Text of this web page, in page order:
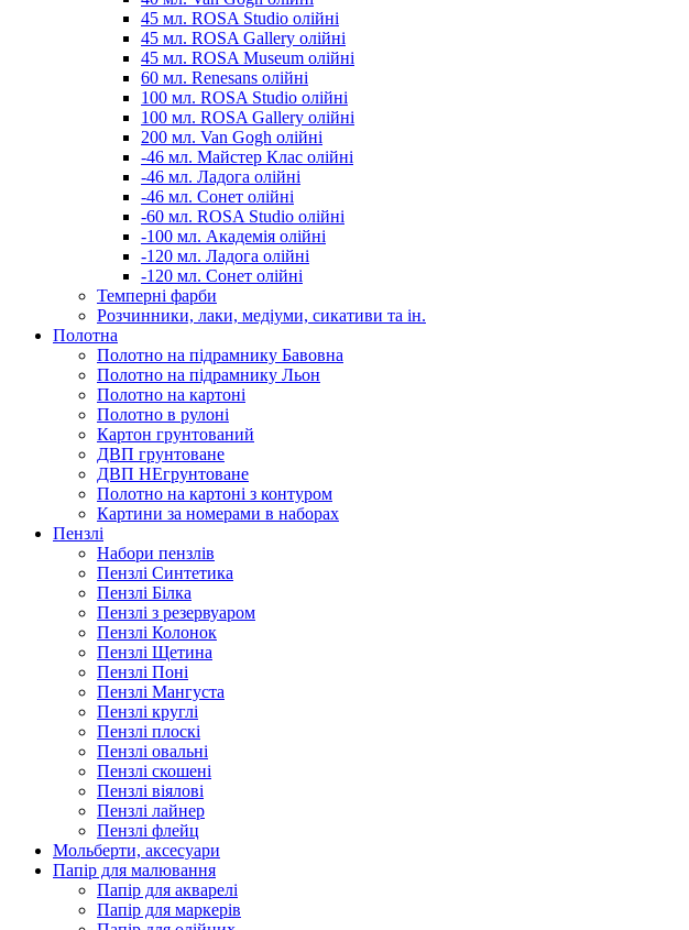
45 мл. ROSA Studio олійні
45 мл. ROSA Gallery олійні
45 мл. ROSA Museum олійні
60 мл. Renesans олійні
100 мл. ROSA Studio олійні
100 мл. ROSA Gallery олійні
200 мл. Van Gogh олійні
-46 мл. Майстер Клас олійні
-46 мл. Ладога олійні
-46 мл. Сонет олійні
-60 мл. ROSA Studio олійні
-100 мл. Академія олійні
-120 мл. Ладога олійні
-120 мл. Сонет олійні
Темперні фарби
Розчинники, лаки, медіуми, сикативи та ін.
Полотна
Полотно на підрамнику Бавовна
Полотно на підрамнику Льон
Полотно на картоні
Полотно в рулоні
Картон грунтований
ДВП грунтоване
ДВП НЕгрунтоване
Полотно на картоні з контуром
Картини за номерами в наборах
Пензлі
Набори пензлів
Пензлі Синтетика
Пензлі Білка
Пензлі з резервуаром
Пензлі Колонок
Пензлі Щетина
Пензлі Поні
Пензлі Мангуста
Пензлі круглі
Пензлі плоскі
Пензлі овальні
Пензлі скошені
Пензлі віялові
Пензлі лайнер
Пензлі флейц
Мольберти, аксесуари
Папір для малювання
Папір для акварелі
Папір для маркерів